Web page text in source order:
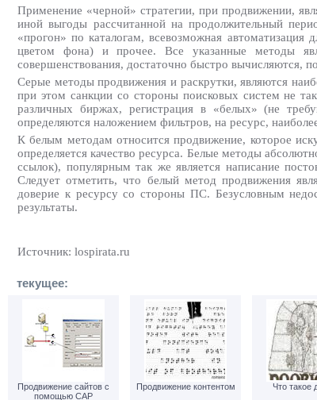
Применение «черной» стратегии, при продвижении,
иной выгоды рассчитанной на продолжительный
«прогон» по каталогам, всевозможная автоматизация
цветом фона) и прочее. Все указанные методы
совершенствования, достаточно быстро вычисляются,
Серые методы продвижения и раскрутки, являются
при этом санкции со стороны поисковых систем не
различных биржах, регистрация в «белых» (не
определяются наложением фильтров, на ресурс,
К белым методам относится продвижение, которое
определяется качество ресурса. Белые методы
ссылок), популярным так же является написание
Следует отметить, что белый метод продвижения
доверие к ресурсу со стороны ПС. Безусловным
результаты.
Источник: lospirata.ru
текущее:
Продвижение сайтов с
помощью САР
Продвижение контентом Что такое